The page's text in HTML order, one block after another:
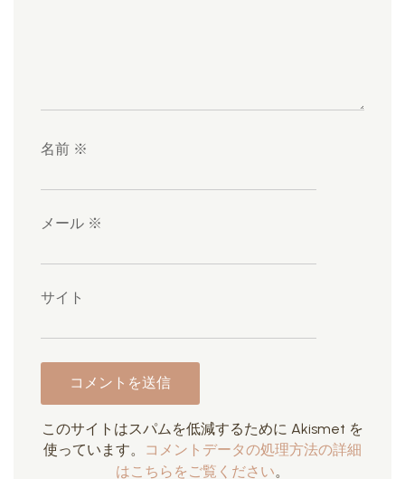
名前 ※
メール ※
サイト
このサイトはスパムを低減するために Akismet を
使っています。
コメントデータの処理方法の詳細
はこちらをご覧ください。